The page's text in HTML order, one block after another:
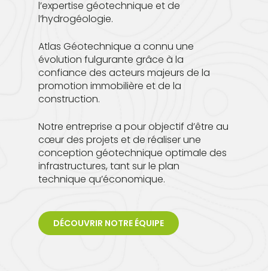
l’expertise géotechnique et de
l’hydrogéologie.
Atlas Géotechnique a connu une
évolution fulgurante grâce à la
confiance des acteurs majeurs de la
promotion immobilière et de la
construction.
Notre entreprise a pour objectif d’être au
cœur des projets et de réaliser une
conception géotechnique optimale des
infrastructures, tant sur le plan
technique qu’économique.
DÉCOUVRIR NOTRE ÉQUIPE